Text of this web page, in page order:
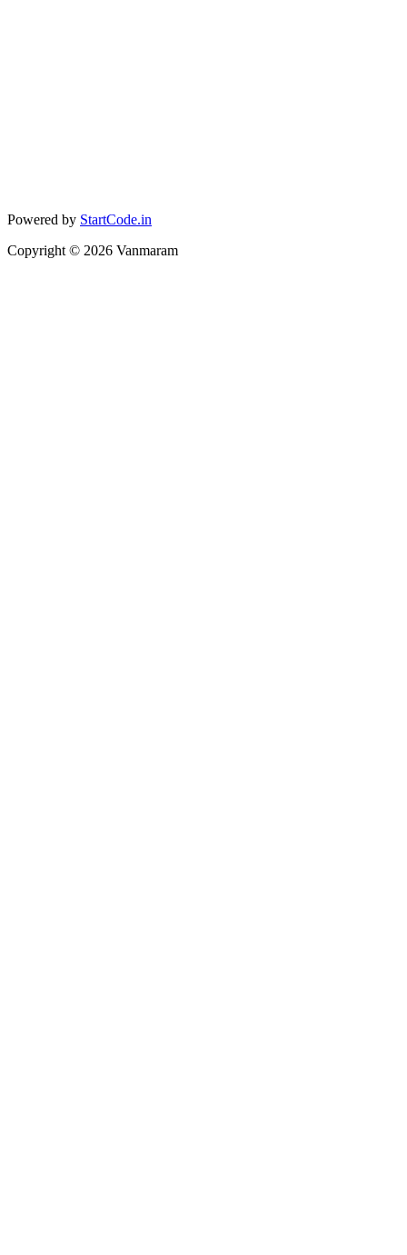
Powered by StartCode.in
Copyright © 2026 Vanmaram